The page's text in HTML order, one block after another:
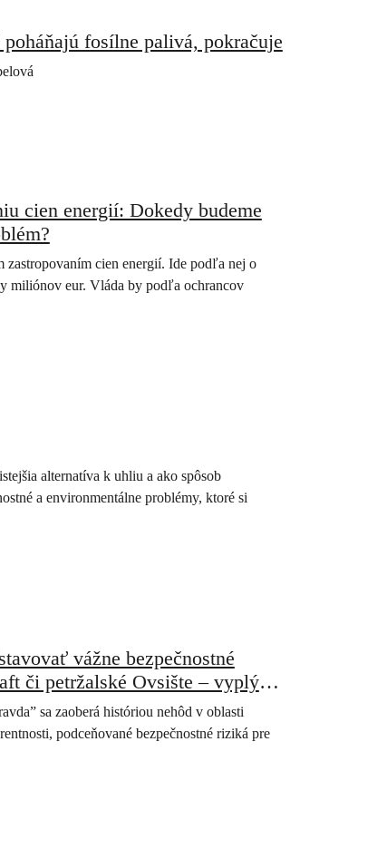
fosílne palivá, pokračuje
cien energií: Dokedy budeme
zastropovaním cien energií. Ide podľa nej o
miliónov eur. Vláda by podľa ochrancov
alternatíva k uhliu a ako spôsob
a environmentálne problémy, ktoré si
vážne bezpečnostné
či petržalské Ovsište – vyplýva
sa zaoberá históriou nehôd v oblasti
podceňované bezpečnostné riziká pre